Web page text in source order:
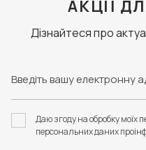
F094 В КОЛЬОРАХ.
ФУТЛЯР З СЕРВЕТКОЮ
FASHION STYLE
перевізника.
АКЦІЇ
Дізнайтеся про
Даю згоду на обробку моїх
персональних даних